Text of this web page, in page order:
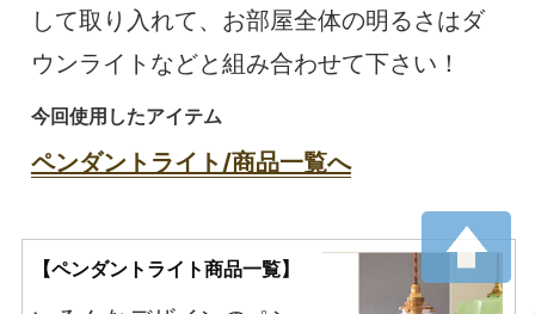
して取り入れて、お部屋全体の明るさはダ
ウンライトなどと組み合わせて下さい！
今回使用したアイテム
ペンダントライト/商品一覧へ
【ペンダントライト商品一覧】